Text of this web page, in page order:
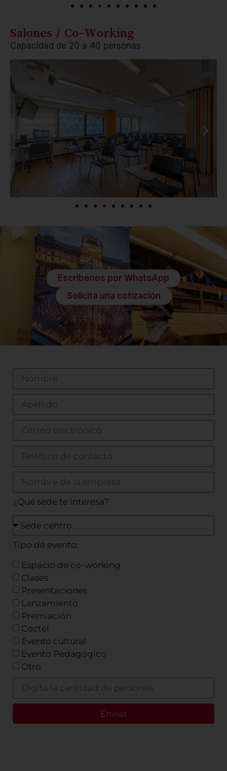
Salones / Co-Working
Capacidad de 20 a 40 personas
Escríbenos por WhatsApp
Solicita una cotización
¿Qué sede te interesa?
Tipo de evento:
Espacio de co-working
Clases
Presentaciones
Lanzamiento
Premiación
Coctel
Evento cultural
Evento Pedagógico
Otro
Enviar